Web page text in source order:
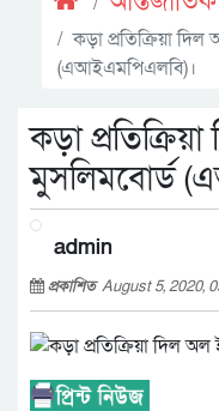
কড়া প্রতিক্রিয়া
(এআইএমপিএলবি)।
কড়া
মুসলিমবোর্ড
admin
প্রকাশিতAugust 5, 2020,